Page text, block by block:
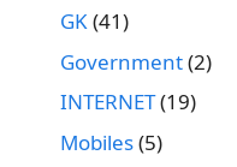
GK(41)
Government(2)
INTERNET(19)
Mobiles(5)